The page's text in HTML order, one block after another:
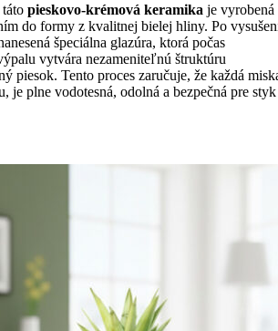
pieskovo-krémová keramika je vyrobená
do formy z kvalitnej bielej hliny. Po
špeciálna glazúra, ktorá počas
vytvára nezameniteľnú štruktúru
piesok. Tento proces zaručuje, že každá
je plne vodotesná, odolná a bezpečná pre styk